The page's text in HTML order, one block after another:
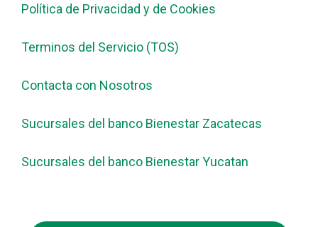
Política de Privacidad y de Cookies
Terminos del Servicio (TOS)
Contacta con Nosotros
Sucursales del banco Bienestar Zacatecas
Sucursales del banco Bienestar Yucatan